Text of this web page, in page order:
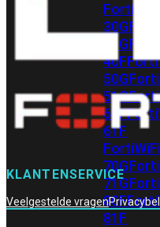
FortiWiFi
30G
31G
40F
50G
51G
60F
61F
FortiWiFi
70G
71G
80F
81F
KLANTENSERVICE
Veelgestelde vragen